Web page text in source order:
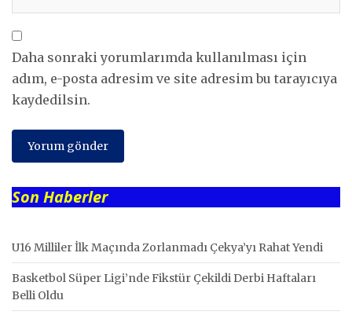
Daha sonraki yorumlarımda kullanılması için
adım, e-posta adresim ve site adresim bu tarayıcıya
kaydedilsin.
Son Haberler
U16 Milliler İlk Maçında Zorlanmadı Çekya’yı Rahat Yendi
Basketbol Süper Ligi’nde Fikstür Çekildi Derbi Haftaları
Belli Oldu